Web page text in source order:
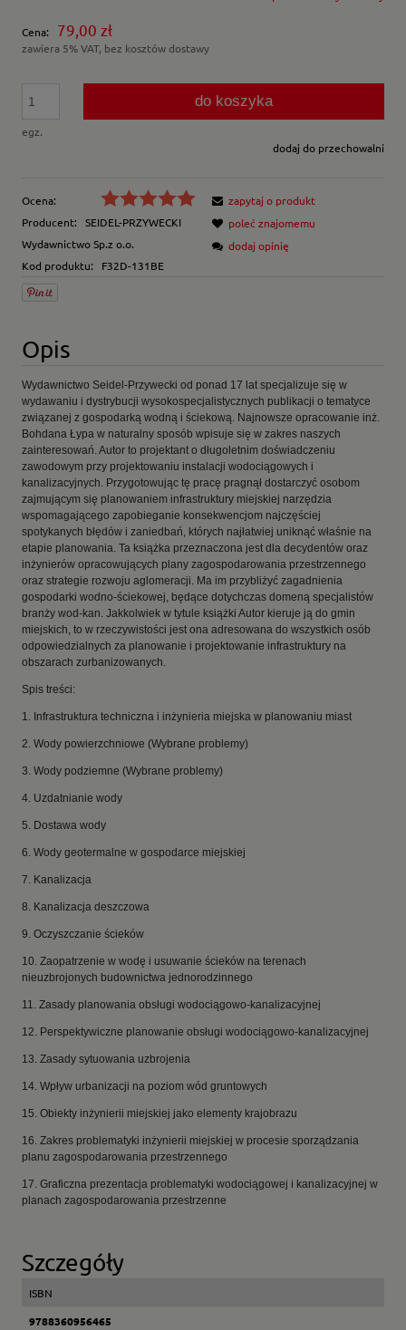
Cena: 79,00 zł
zawiera 5% VAT, bez kosztów dostawy
egz.
do koszyka
dodaj do przechowalni
Ocena:
Producent:
SEIDEL-PRZYWECKI
Wydawnictwo Sp.z o.o.
Kod produktu:
F32D-131BE
zapytaj o produkt
poleć znajomemu
dodaj opinię
Opis
Wydawnictwo Seidel-Przywecki od ponad 17 lat specjalizuje się w
wydawaniu i dystrybucji wysokospecjalistycznych publikacji o tematyce
związanej z gospodarką wodną i ściekową. Najnowsze opracowanie inż.
Bohdana Łypa w naturalny sposób wpisuje się w zakres naszych
zainteresowań. Autor to projektant o długoletnim doświadczeniu
zawodowym przy projektowaniu instalacji wodociągowych i
kanalizacyjnych. Przygotowując tę pracę pragnął dostarczyć osobom
zajmującym się planowaniem infrastruktury miejskiej narzędzia
wspomagającego zapobieganie konsekwencjom najczęściej
spotykanych błędów i zaniedbań, których najłatwiej uniknąć właśnie na
etapie planowania. Ta książka przeznaczona jest dla decydentów oraz
inżynierów opracowujących plany zagospodarowania przestrzennego
oraz strategie rozwoju aglomeracji. Ma im przybliżyć zagadnienia
gospodarki wodno-ściekowej, będące dotychczas domeną specjalistów
branży wod-kan. Jakkolwiek w tytule książki Autor kieruje ją do gmin
miejskich, to w rzeczywistości jest ona adresowana do wszystkich osób
odpowiedzialnych za planowanie i projektowanie infrastruktury na
obszarach zurbanizowanych.
Spis treści:
1. Infrastruktura techniczna i inżynieria miejska w planowaniu miast
2. Wody powierzchniowe (Wybrane problemy)
3. Wody podziemne (Wybrane problemy)
4. Uzdatnianie wody
5. Dostawa wody
6. Wody geotermalne w gospodarce miejskiej
7. Kanalizacja
8. Kanalizacja deszczowa
9. Oczyszczanie ścieków
10. Zaopatrzenie w wodę i usuwanie ścieków na terenach
nieuzbrojonych budownictwa jednorodzinnego
11. Zasady planowania obsługi wodociągowo-kanalizacyjnej
12. Perspektywiczne planowanie obsługi wodociągowo-kanalizacyjnej
13. Zasady sytuowania uzbrojenia
14. Wpływ urbanizacji na poziom wód gruntowych
15. Obiekty inżynierii miejskiej jako elementy krajobrazu
16. Zakres problematyki inżynierii miejskiej w procesie sporządzania
planu zagospodarowania przestrzennego
17. Graficzna prezentacja problematyki wodociągowej i kanalizacyjnej w
planach zagospodarowania przestrzenne
Szczegóły
ISBN
9788360956465